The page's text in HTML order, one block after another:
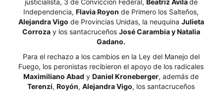
justicialista, 3 de Convicción Federal, Beatriz Avilade
Independencia, Flavia Royon de Primero los Salteños,
Alejandra Vigo de Provincias Unidas, la neuquina Julieta
Corrozay los santacruceños José Carambia y Natalia
Gadano.
Para el rechazo a los cambios en la Ley del Manejo del
Fuego, los peronistas recibieron el apoyo de los radicales
Maximiliano Abad y Daniel Kroneberger, además de
Terenzi, Royón, Alejandra Vigo, los santacruceños